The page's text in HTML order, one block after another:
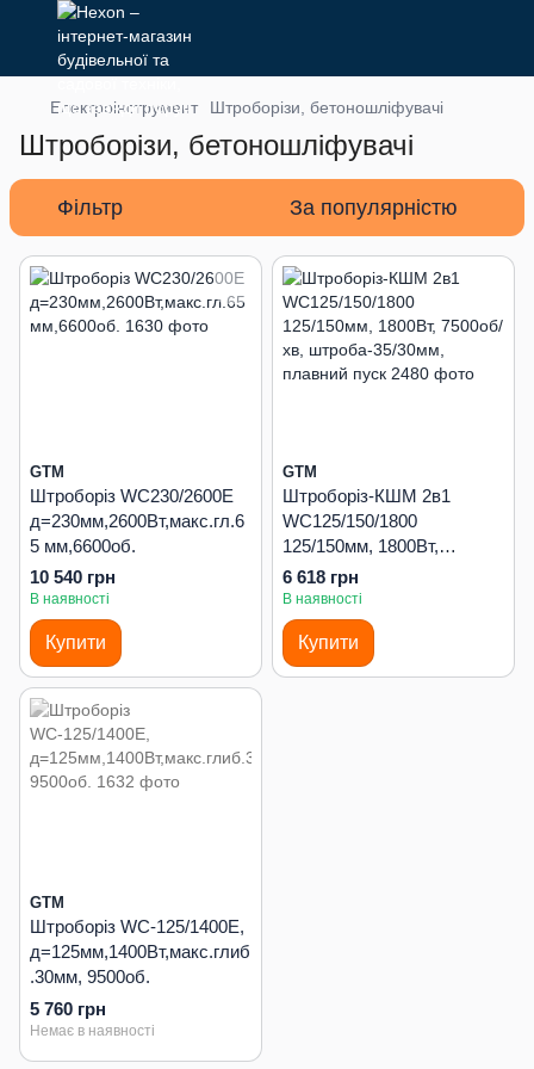
Електроінструмент Штроборізи, бетоношліфувачі
Штроборізи, бетоношліфувачі
Фільтр За популярністю
GTM
Штроборіз WC230/2600E
д=230мм,2600Вт,макс.гл.6
5 мм,6600об.
10 540 грн
В наявності
Купити
GTM
Штроборіз-КШМ 2в1
WC125/150/1800
125/150мм, 1800Вт,
7500об/хв,
штроба-35/30мм, плавний
пуск
6 618 грн
В наявності
Купити
GTM
Штроборіз WС-125/1400E,
д=125мм,1400Вт,макс.глиб
.30мм, 9500об.
5 760 грн
Немає в наявності